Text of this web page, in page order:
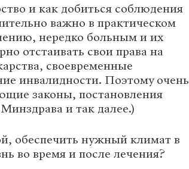
и как добиться соблюдения
важно в практическом
нередко больным и их
отстаивать свои права на
своевременные
инвалидности. Поэтому очень
законы, постановления
и так далее.)
обеспечить нужный климат в
во время и после лечения?